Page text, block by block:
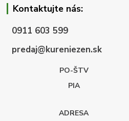
Kontaktujte nás:
0911 603 599
predaj@kureniezen.sk
PO-ŠTV
PIA
ADRESA